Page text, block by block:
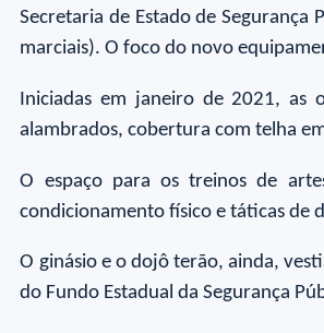
Secretaria de Estado de
marciais). O foco do novo
Iniciadas em janeiro de 2021, as
alambrados, cobertura com telha
O espaço para os treinos de
condicionamento físico e táticas de
O ginásio e o dojô terão, ainda,
do Fundo Estadual da Segurança